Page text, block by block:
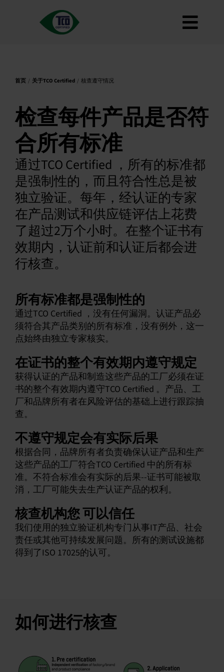
切
航
如何使用
路线图
Product Finder
联系我们
通讯
常见问题
我的账户
搜索
中文 (简体)
首页 关于TCO Certified 核查遵守情况
检查每件产品是否符
合所有标准
通过TCO Certified ，所有的标准都
是强制性的，而且符合性总是被
独立验证。每年，经认证的专家
在产品测试和供应链评估上花费
了超过2万个小时。在整个证书有
效期内，认证前和认证后都会进
行核查。
所有标准都是强制性的
通过TCO Certified ，没有任何漏洞。认证产品必
须符合其产品类别的所有标准，没有例外，这一
点始终由独立专家核实。
在证书的整个有效期内遵守规定
获得认证的产品和制造这些产品的工厂必须在证
书的整个有效期内遵守TCO Certified 。产品、工
厂和品牌所有者在风险评估的基础上进行跟踪抽
查。
不遵守规定会有实际后果
根据合同，品牌所有者负责确保认证产品和生产
这些产品的工厂符合TCO Certified 中的所有标
准。不符合标准会有实际的后果--证书可能被取
消，工厂可能失去生产认证产品的权利。
核查机构您 可以信任
我们使用的独立验证机构专门从事IT产品、社会
责任或其他可持续发展问题。所有的测试设施都
得到了ISO 17025的认可。
如何进行核查